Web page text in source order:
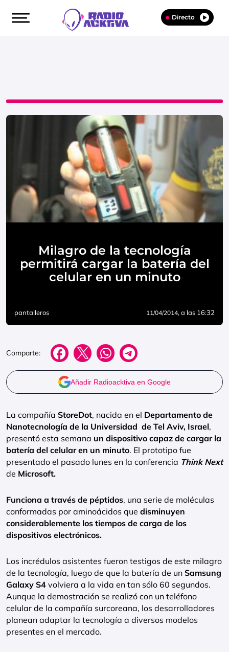
Directo
Milagro de la tecnología
permitirá cargar la batería del
celular en un minuto
pantalleros 11/04/2014, a las 16:32
Comparte:
Añadir Radioacktiva en Google
La compañía StoreDot, nacida en el Departamento de
Nanotecnología de la Universidad de Tel Aviv, Israel,
presentó esta semana un dispositivo capaz de cargar la
batería del celular en un minuto. El prototipo fue
presentado el pasado lunes en la conferencia Think Next
de Microsoft.
Funciona a través de péptidos, una serie de moléculas
conformadas por aminoácidos que disminuyen
considerablemente los tiempos de carga de los
dispositivos electrónicos.
Los incrédulos asistentes fueron testigos de este milagro
de la tecnología, luego de que la batería de un Samsung
Galaxy S4 volviera a la vida en tan sólo 60 segundos.
Aunque la demostración se realizó con un teléfono
celular de la compañía surcoreana, los desarrolladores
planean adaptar la tecnología a diversos modelos
presentes en el mercado.